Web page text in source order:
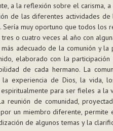
a la reflexión sobre el carisma,
de las diferentes actividades
Sería muy oportuno que todos los
tres o cuatro veces al año con
adecuado de la comunión y
elaborado con la
de cada hermano. La
la experiencia de Dios, la vida,
espiritualmente para ser fieles a
reunión de comunidad,
un miembro diferente, permite
de algunos temas y la